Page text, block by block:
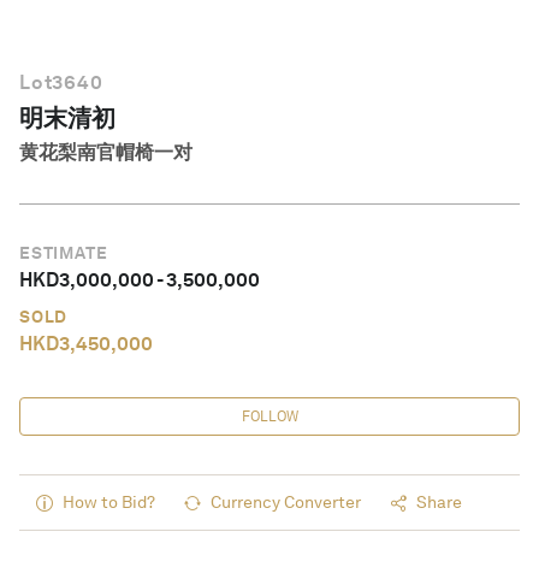
Lot3640
明末清初
黄花梨南官帽椅一对
ESTIMATE
HKD3,000,000-3,500,000
SOLD
HKD3,450,000
FOLLOW
How to Bid? Currency Converter Share